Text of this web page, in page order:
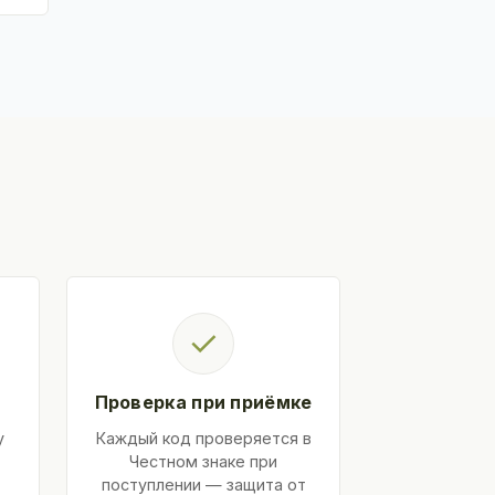
✓
Проверка при приёмке
Каждый код проверяется в
Честном знаке при
поступлении — защита от